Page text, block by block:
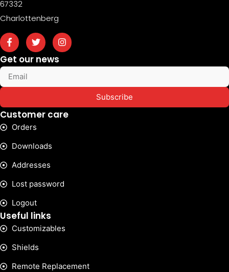
67332
Charlottenberg
Get our news
Subscribe
Customer care
Orders
Downloads
Addresses
Lost password
Logout
Useful links
Customizables
Shields
Remote Replacement